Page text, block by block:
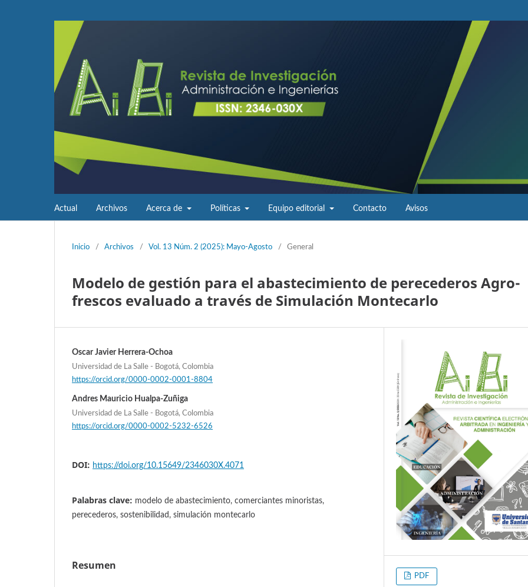
Actual Archivos Acerca de Políticas Equipo editorial Contacto Avisos
Inicio / Archivos / Vol. 13 Núm. 2 (2025): Mayo-Agosto / General
Modelo de gestión para el abastecimiento de perecederos Agro-
frescos evaluado a través de Simulación Montecarlo
Oscar Javier Herrera-Ochoa
Universidad de La Salle - Bogotá, Colombia
https://orcid.org/0000-0002-0001-8804
Andres Mauricio Hualpa-Zuñiga
Universidad de La Salle - Bogotá, Colombia
https://orcid.org/0000-0002-5232-6526
DOI: https://doi.org/10.15649/2346030X.4071
Palabras clave: modelo de abastecimiento, comerciantes minoristas,
perecederos, sostenibilidad, simulación montecarlo
Resumen
PDF